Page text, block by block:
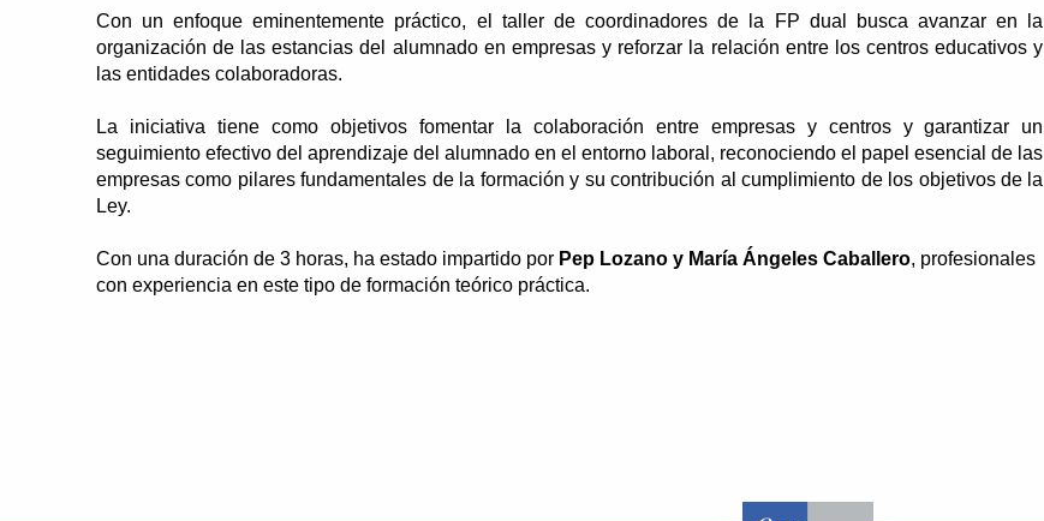
Con un enfoque eminentemente práctico, el taller de coordinadores de la FP dual busca avanzar en la
organización de las estancias del alumnado en empresas y reforzar la relación entre los centros educativos y
las entidades colaboradoras.
La iniciativa tiene como objetivos fomentar la colaboración entre empresas y centros y garantizar un
seguimiento efectivo del aprendizaje del alumnado en el entorno laboral, reconociendo el papel esencial de las
empresas como pilares fundamentales de la formación y su contribución al cumplimiento de los objetivos de la
Ley.
Con una duración de 3 horas, ha estado impartido por Pep Lozano y María Ángeles Caballero, profesionales
con experiencia en este tipo de formación teórico práctica.